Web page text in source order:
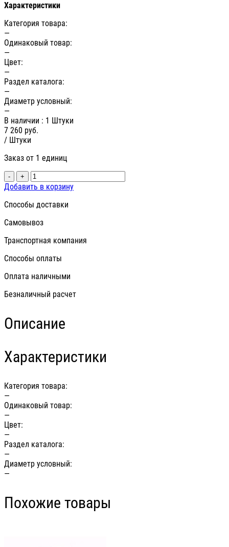
Характеристики
Категория товара:
—
Одинаковый товар:
—
Цвет:
—
Раздел каталога:
—
Диаметр условный:
—
В наличии : 1 Штуки
7 260 руб.
/ Штуки
Заказ от 1 единиц
- +
Добавить в корзину
Способы доставки
Самовывоз
Транспортная компания
Способы оплаты
Оплата наличными
Безналичный расчет
Описание
Характеристики
Категория товара:
—
Одинаковый товар:
—
Цвет:
—
Раздел каталога:
—
Диаметр условный:
—
Похожие товары